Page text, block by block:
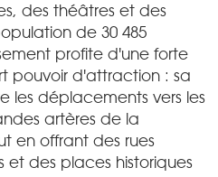
des théâtres et des
de 30 485
profite d'une forte
pouvoir d'attraction : sa
les déplacements vers les
artères de la
en offrant des rues
des places historiques